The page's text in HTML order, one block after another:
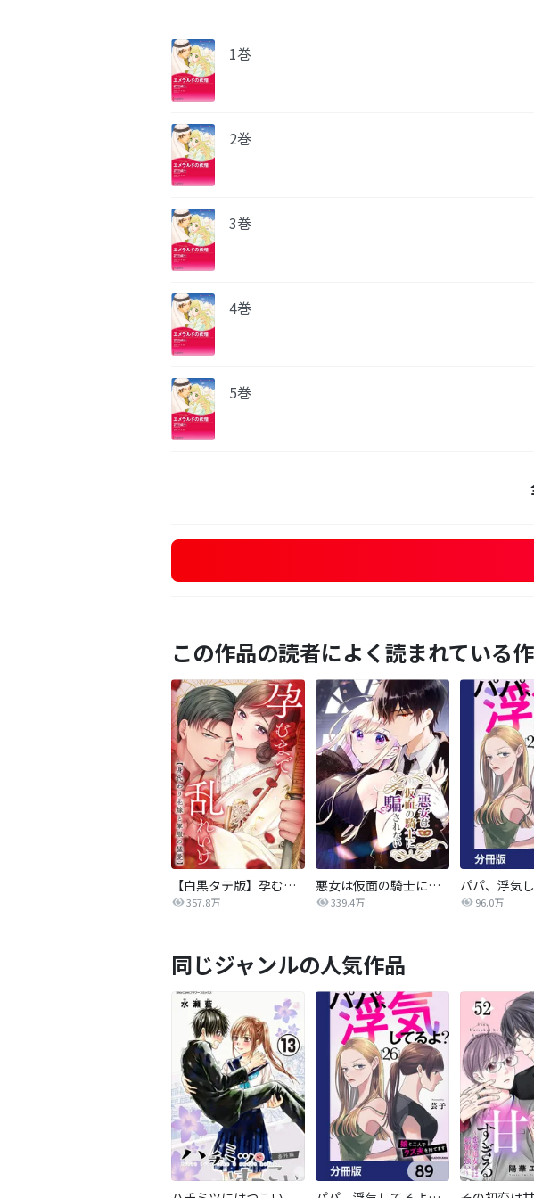
1巻
2巻
3巻
4巻
5巻
この作品の読者によく読まれている
【白黒タテ版】孕むまで乱れいけ～身代わり花嫁と軍服の猛愛
357.8万
悪女は仮面の騎士に騙されない
339.4万 96.0万
同じジャンルの人気作品